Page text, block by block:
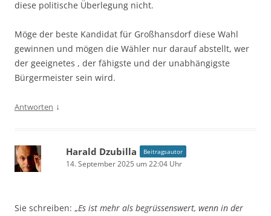
diese politische Überlegung nicht.
Möge der beste Kandidat für Großhansdorf diese Wahl
gewinnen und mögen die Wähler nur darauf abstellt, wer
der geeignetes , der fähigste und der unabhängigste
Bürgermeister sein wird.
Antworten ↓
Harald Dzubilla Beitragsautor
14. September 2025 um 22:04 Uhr
Sie schreiben: „Es ist mehr als begrüssenswert, wenn in der